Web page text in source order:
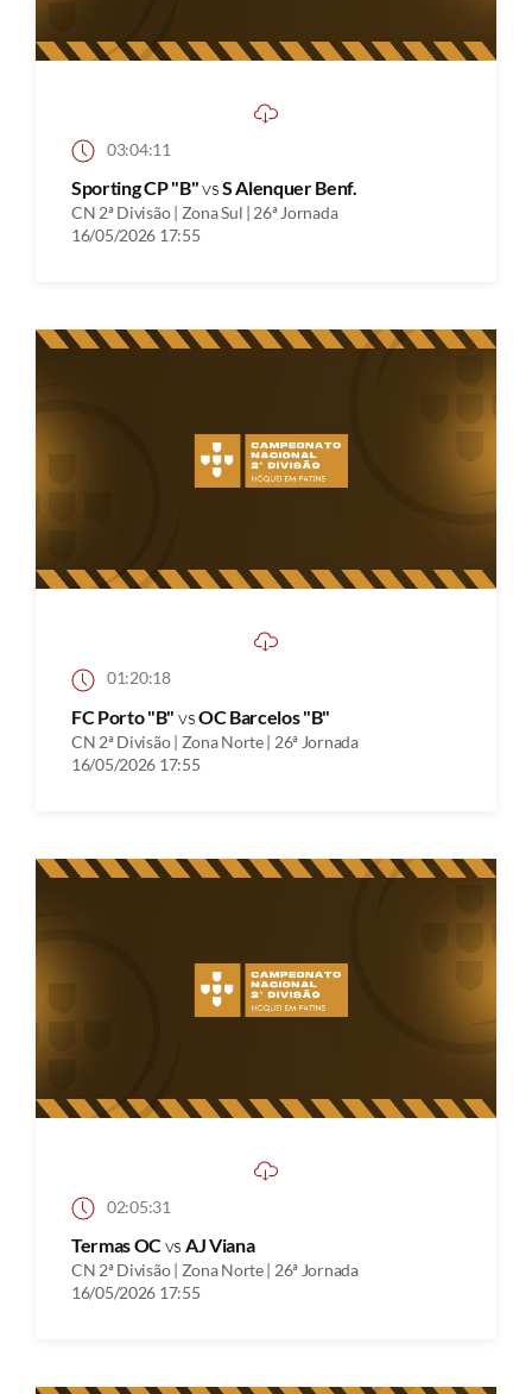
03:04:11
Sporting CP "B"vsS Alenquer Benf.
CN 2ª Divisão | Zona Sul | 26ª Jornada
16/05/2026 17:55
01:20:18
FC Porto "B" vsOC Barcelos "B"
CN 2ª Divisão | Zona Norte | 26ª Jornada
16/05/2026 17:55
02:05:31
Termas OCvs AJ Viana
CN 2ª Divisão | Zona Norte | 26ª Jornada
16/05/2026 17:55